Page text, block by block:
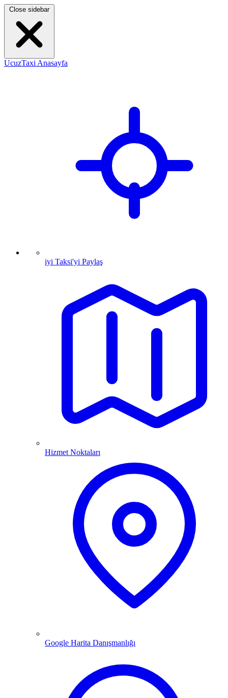
Close sidebar
UcuzTaxi Anasayfa
iyi Taksi'yi Paylaş
Hizmet Noktaları
Google Harita Danışmanlığı